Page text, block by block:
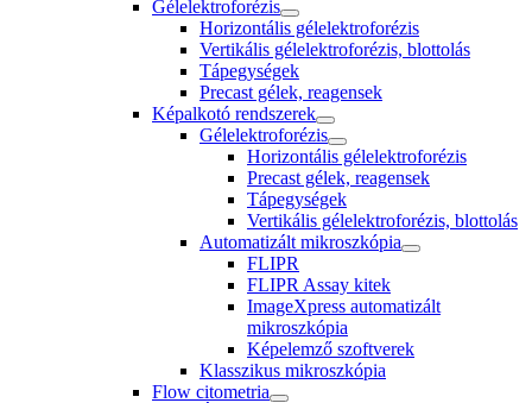
Gélelektroforézis
Horizontális gélelektroforézis
Vertikális gélelektroforézis, blottolás
Tápegységek
Precast gélek, reagensek
Képalkotó rendszerek
Gélelektroforézis
Horizontális gélelektroforézis
Precast gélek, reagensek
Tápegységek
Vertikális gélelektroforézis, blottolás
Automatizált mikroszkópia
FLIPR
FLIPR Assay kitek
ImageXpress automatizált
mikroszkópia
Képelemző szoftverek
Klasszikus mikroszkópia
Flow citometria